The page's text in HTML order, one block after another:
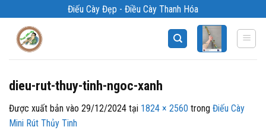
qua
Điếu Cày Đẹp - Điều Cày Thanh Hóa
dieu-rut-thuy-tinh-ngoc-xanh
Được xuất bản vào 29/12/2024 tại 1824 × 2560 trong Điếu Cày
Mini Rút Thủy Tinh